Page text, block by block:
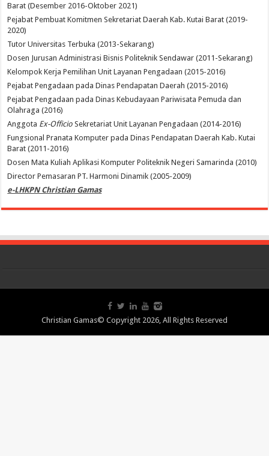
Barat (Desember 2016-Oktober 2021)
Pejabat Pembuat Komitmen Sekretariat Daerah Kab. Kutai Barat (2019-
2020)
Tutor Universitas Terbuka (2013-Sekarang)
Dosen Jurusan Administrasi Bisnis Politeknik Sendawar (2011-Sekarang)
Kelompok Kerja Pemilihan Unit Layanan Pengadaan (2015-2016)
Pejabat Pengadaan pada Dinas Pendapatan Daerah (2015-2016)
Pejabat Pengadaan pada Dinas Kebudayaan Pariwisata Pemuda dan
Olahraga (2016)
Anggota Ex-Officio Sekretariat Unit Layanan Pengadaan (2014-2016)
Fungsional Pranata Komputer pada Dinas Pendapatan Daerah Kab. Kutai
Barat (2011-2016)
Dosen Mata Kuliah Aplikasi Komputer Politeknik Negeri Samarinda (2010)
Director Pemasaran PT. Harmoni Dinamik (2005-2009)
e-LHKPN Christian Gamas
Christian Gamas© Copyright 2026, All Rights Reserved